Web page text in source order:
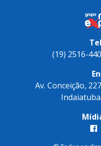
(19) 2516-
Av. Conceição,